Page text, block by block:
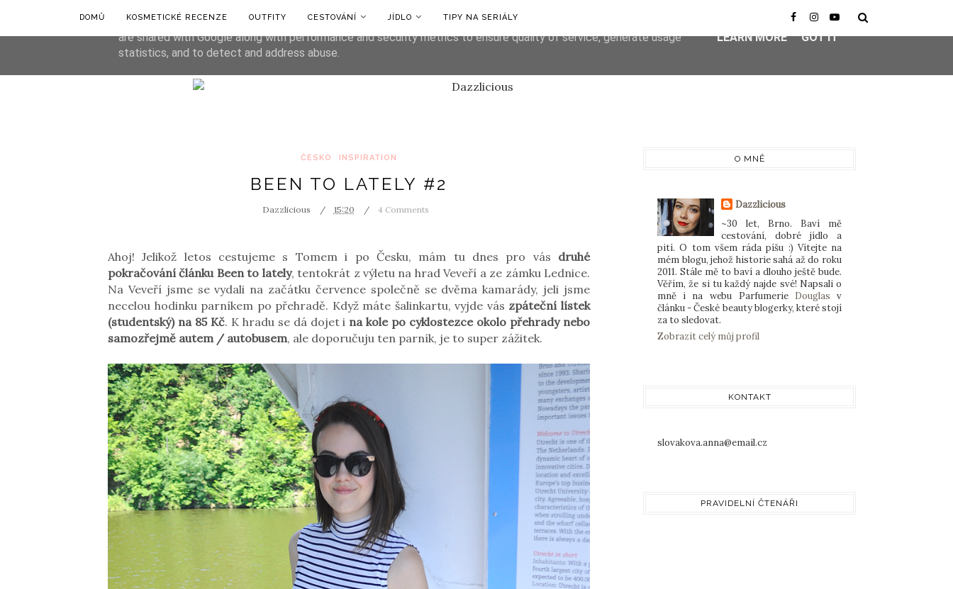
DOMŮ KOSMETICKÉ RECENZE OUTFITY CESTOVÁNÍ JÍDLO TIPY NA SERIÁLY
ČESKO INSPIRATION
BEEN TO LATELY #2
Dazzlicious 15:20 4 Comments
Ahoj! Jelikož letos cestujeme s Tomem i po Česku, mám tu dnes pro vás druhé
pokračování článku Been to lately, tentokrát z výletu na hrad Veveří a ze zámku Lednice.
Na Veveří jsme se vydali na začátku července společně se dvěma kamarády, jeli jsme
necelou hodinku parníkem po přehradě. Když máte šalinkartu, vyjde vás zpáteční lístek
(studentský) na 85 Kč. K hradu se dá dojet i na kole po cyklostezce okolo přehrady nebo
samozřejmě autem / autobusem, ale doporučuju ten parník, je to super zážitek.
O MNĚ
Dazzlicious
~30 let, Brno. Baví mě
cestování, dobré jídlo a
pití. O tom všem ráda píšu :) Vítejte na
mém blogu, jehož historie sahá až do roku
2011. Stále mě to baví a dlouho ještě bude.
Věřím, že si tu každý najde své! Napsali o
mně i na webu Parfumerie Douglas v
článku - České beauty blogerky, které stojí
za to sledovat.
Zobrazit celý můj profil
KONTAKT
slovakova.anna@email.cz
PRAVIDELNÍ ČTENÁŘI
This site uses cookies from Google to deliver its services and to analyze traffic. Your IP address and user-agent
are shared with Google along with performance and security metrics to ensure quality of service, generate usage
statistics, and to detect and address abuse.
LEARN MORE GOT IT